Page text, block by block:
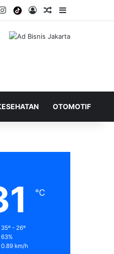
InstagramTiktokLog InShuffle Berita
OTOMOTIF
℃
35º - 26º
63%
0.89 km/h